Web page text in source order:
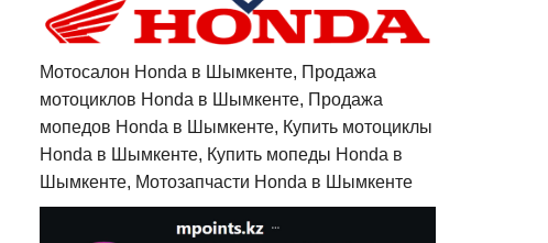
Мотосалон Honda в Шымкенте, Продажа
мотоциклов Honda в Шымкенте, Продажа
мопедов Honda в Шымкенте, Купить мотоциклы
Honda в Шымкенте, Купить мопеды Honda в
Шымкенте, Мотозапчасти Honda в Шымкенте